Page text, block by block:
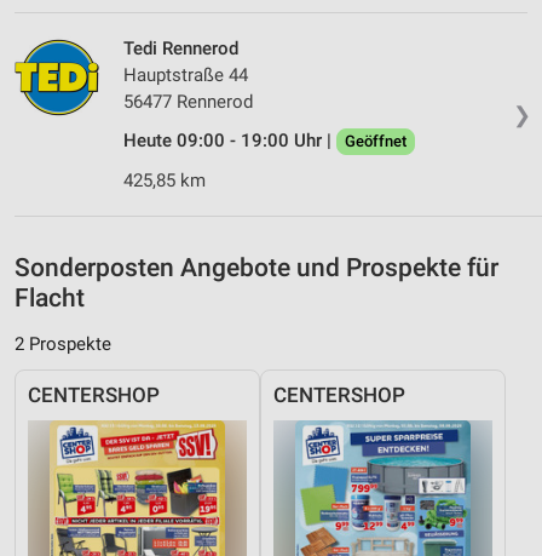
❯
Tedi Rennerod
Hauptstraße 44
56477 Rennerod
Heute 09:00 - 19:00 Uhr |
Geöffnet
425,85 km
Sonderposten Angebote und Prospekte für
Flacht
2 Prospekte
CENTERSHOP CENTERSHOP
Geräte anhand von aktiv angeforderten
Informationen identifizieren
Nicht-IAB-Verarbeitungszwecke:
Funktional